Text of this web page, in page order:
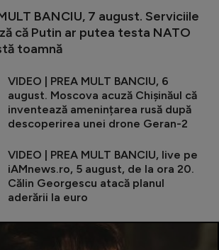
BANCIU, 7 august. Serviciile
că Putin ar putea testa NATO
toamnă
VIDEO | PREA MULT BANCIU, 6
august. Moscova acuză Chișinăul că
inventează amenințarea rusă după
descoperirea unei drone Geran-2
VIDEO | PREA MULT BANCIU, live pe
iAMnews.ro, 5 august, de la ora 20.
Călin Georgescu atacă planul
aderării la euro